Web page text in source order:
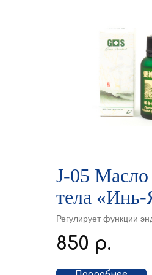
J-05 Масло
тела
мл)
Регулирует функции
в области малого таза и
850 р.